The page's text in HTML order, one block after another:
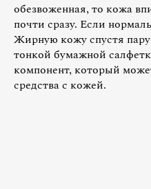
обезвоженная, то кожа
почти сразу. Если
Жирную кожу спустя
тонкой бумажной
компонент, который
средства с кожей.